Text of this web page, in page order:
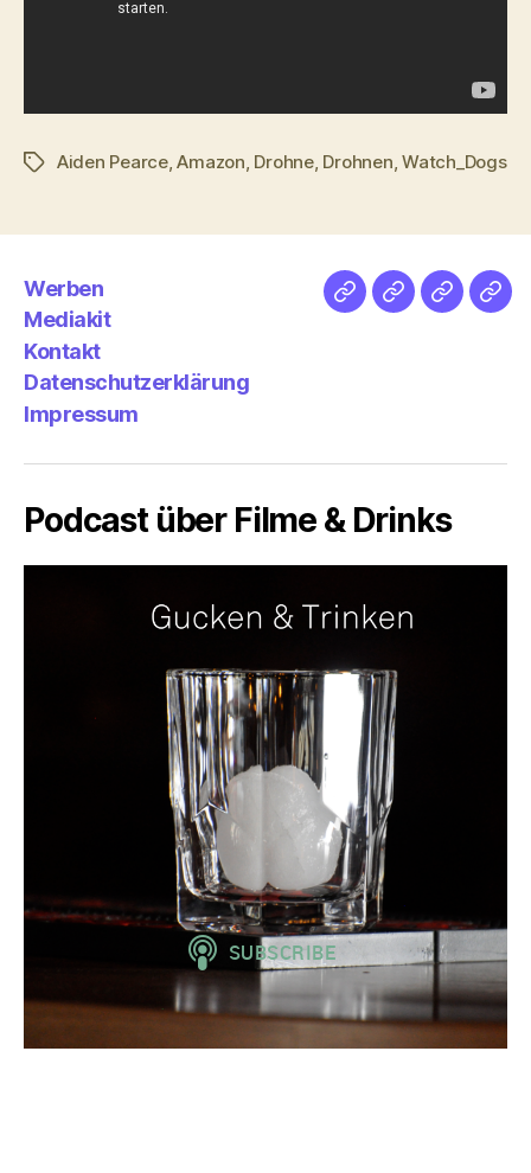
Schlagwörter
Aiden Pearce,Amazon, Drohne, Drohnen,Watch_Dogs
Werben
Mediakit
Kontakt
Datenschutzerklärung
Impressum
NetzMedien
Podcast über Filme & Drinks